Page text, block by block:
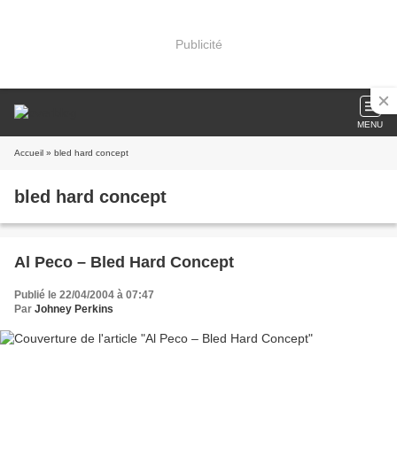
Publicité
MENU
Accueil » bled hard concept
bled hard concept
Al Peco – Bled Hard Concept
Publié le 22/04/2004 à 07:47
Par Johney Perkins